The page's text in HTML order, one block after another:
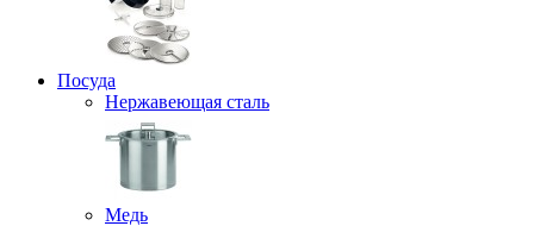
Посуда
Нержавеющая сталь
Медь